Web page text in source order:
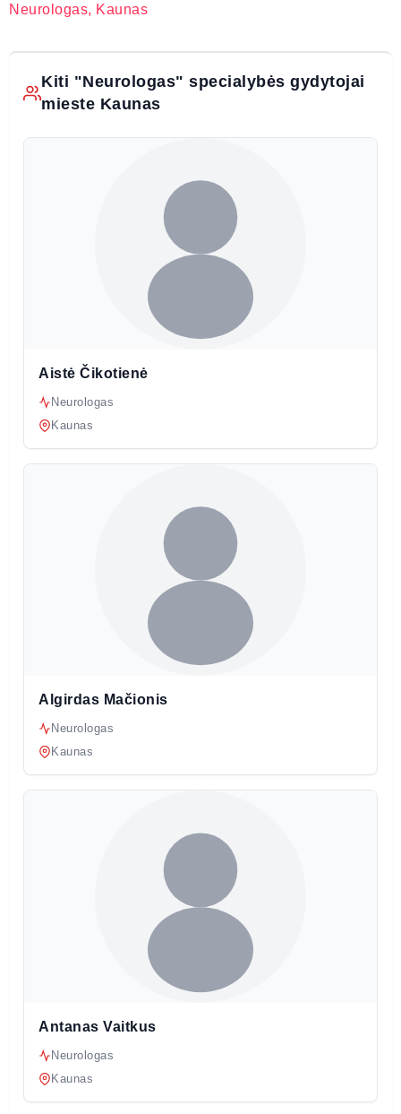
Neurologas, Kaunas
Kiti "Neurologas" specialybės gydytojai
mieste Kaunas
Aistė Čikotienė
Neurologas
Kaunas
Algirdas Mačionis
Neurologas
Kaunas
Antanas Vaitkus
Neurologas
Kaunas